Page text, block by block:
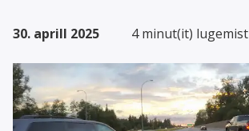
30. aprill 2025 4 minut(it) lugemist